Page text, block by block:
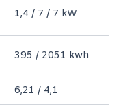
1,4 / 7 / 7 kW
395 / 2051 kwh
6,21 / 4,1